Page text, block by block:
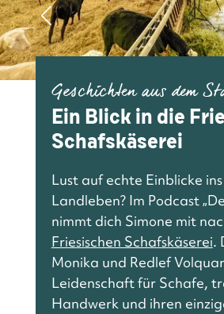
Geschichten aus dem
Ein Blick in die
Schafskäserei
Lust auf echte Einblicke
Landleben? Im Podcast
nimmt dich Simone mit
Friesischen Schafskäserei.
Monika und Redlef
Leidenschaft für Schafe,
Handwerk und ihren